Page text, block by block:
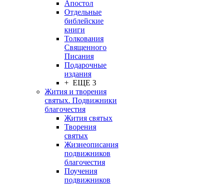
Апостол
Отдельные
библейские
книги
Толкования
Священного
Писания
Подарочные
издания
+ ЕЩЕ 3
Жития и творения
святых. Подвижники
благочестия
Жития святых
Творения
святых
Жизнеописания
подвижников
благочестия
Поучения
подвижников